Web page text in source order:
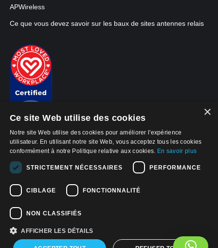
APWireless
Ce que vous devez savoir sur les baux de sites antennes relais
© 2026, APWireless Belgium SPRL
Politique de confidentialité
Conditions d'Utililisation
Find us on:
FacebookLinkedinYouTube
×
Ce site Web utilise des cookies
Notre site Web utilise des cookies pour améliorer l'expérience
utilisateur. En utilisant notre site Web, vous acceptez tous les cookies
conformément à notre Politique relative aux cookies. En savoir plus
STRICTEMENT NÉCESSAIRES PERFORMANCE
CIBLAGE FONCTIONNALITÉ
NON CLASSIFIÉS
AFFICHER LES DÉTAILS